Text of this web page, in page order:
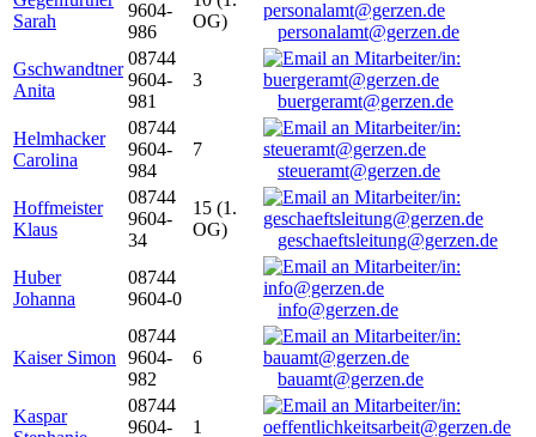
Sarah
9604-
986
OG)
personalamt@gerzen.de
Gschwandtner
Anita
08744
9604-
981
3
buergeramt@gerzen.de
Helmhacker
Carolina
08744
9604-
984
7
steueramt@gerzen.de
Hoffmeister
Klaus
08744
9604-
34
15 (1.
OG)
geschaeftsleitung@gerzen.de
Huber
Johanna
08744
9604-0
info@gerzen.de
Kaiser Simon
08744
9604-
982
6
bauamt@gerzen.de
Kaspar
08744
9604-
1